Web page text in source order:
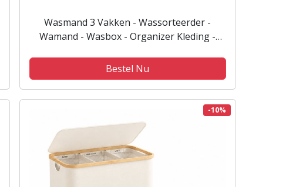
Wasmand 3 Vakken - Wassorteerder -
Wamand - Wasbox - Organizer Kleding -
- Dubbele Wasmand
Bestel Nu
-10%